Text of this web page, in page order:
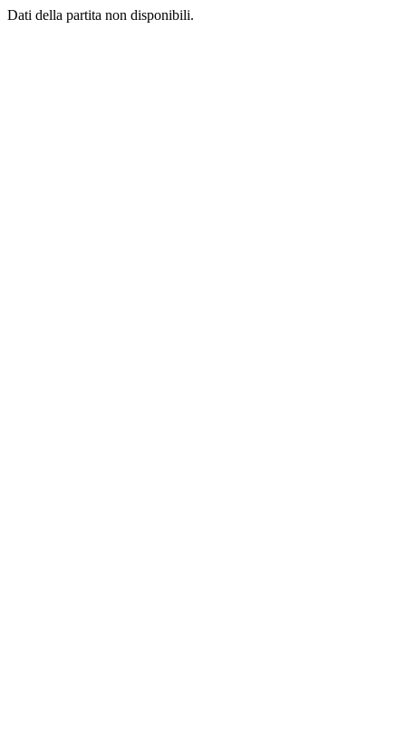
Dati della partita non disponibili.